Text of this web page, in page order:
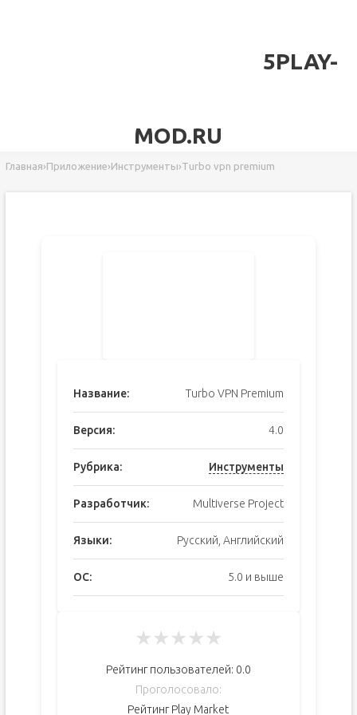
5PLAY-
MOD.RU
Главная›Приложение›Инструменты›Turbo vpn premium
Название: Turbo VPN Premium
Версия: 4.0
Рубрика: Инструменты
Разработчик: Multiverse Project
Языки: Русский, Английский
ОС: 5.0 и выше
★★★★★
Рейтинг пользователей: 0.0
Проголосовало:
Рейтинг Play Market